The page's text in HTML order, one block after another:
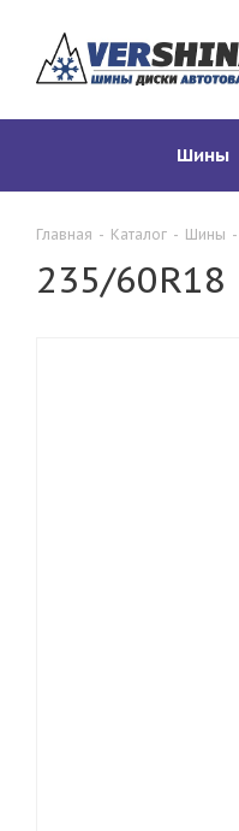
Шины
Главная - Каталог - Шины -
235/60R18